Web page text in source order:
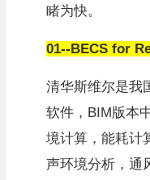
睹为快。
01--BECS for
清华斯维尔是我
软件，BIM版本
境计算，能耗计
声环境分析，通